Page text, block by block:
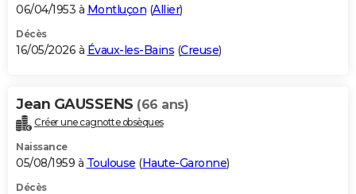
GUIDES D'ACHAT
BONS PLANS
Carte de Noël
Carte Bonne année
Carte Saint-Valentin
Carte Pâques
Carte d'anniversaire
DICTIONNAIRE
Dictionnaire
Biographies
Citations
Expressions
Proverbes
PROGRAMME TV
06/04/1953 à Montluçon (Allier)
Décès
16/05/2026 à Évaux-les-Bains (Creuse)
Jean GAUSSENS (66 ans)
Créer une cagnotte obsèques
Naissance
05/08/1959 à Toulouse (Haute-Garonne)
Décès